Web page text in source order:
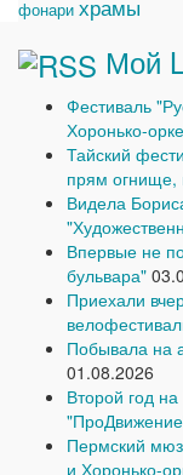
фонари храмы
Мой
Фестиваль
Хоронько-
Тайский
прям огнище,
Видела
Впервые не
бульвара"
Приехали
Побывала на
01.08.2026
Второй год
Пермский
и Хоронько-